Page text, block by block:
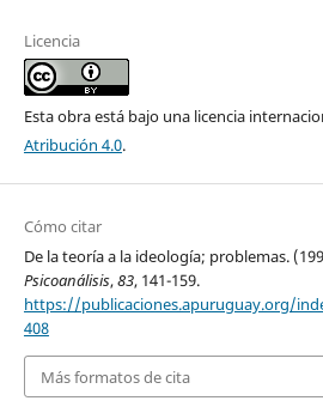
Licencia
Esta obra está bajo una licencia
Atribución 4.0.
Cómo citar
De la teoría a la ideología; problemas.
Psicoanálisis,83, 141-159.
https://publicaciones.apuruguay.org/
408
Más formatos de cita